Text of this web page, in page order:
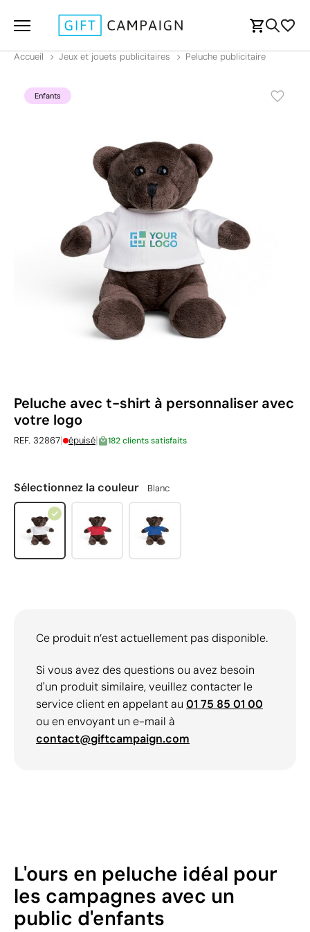
Accueil Jeux et jouets publicitaires Peluche publicitaire
Enfants
Peluche avec t-shirt à personnaliser avec
votre logo
REF. 32867| épuisé| 182 clients satisfaits
Sélectionnez la couleur Blanc
Ce produit n’est actuellement pas disponible.
Si vous avez des questions ou avez besoin
d'un produit similaire, veuillez contacter le
service client en appelant au 01 75 85 01 00
ou en envoyant un e-mail à
contact@giftcampaign.com
L'ours en peluche idéal pour
les campagnes avec un
public d'enfants